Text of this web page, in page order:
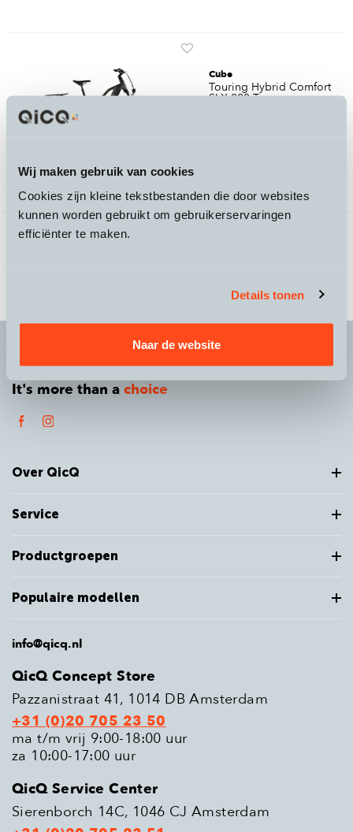
Wij maken gebruik van cookies
Cookies zijn kleine tekstbestanden die door websites
kunnen worden gebruikt om gebruikerservaringen
efficiënter te maken.
Details tonen
Naar de website
Cube
Touring Hybrid Comfort
SLX 800 Trapeze
3 producten gevonden
It's more than a choice
Over QicQ
Service
Productgroepen
Populaire modellen
info@qicq.nl
QicQ Concept Store
Pazzanistraat 41, 1014 DB Amsterdam
+31 (0)20 705 23 50
ma t/m vrij 9:00-18:00 uur
za 10:00-17:00 uur
QicQ Service Center
Sierenborch 14C, 1046 CJ Amsterdam